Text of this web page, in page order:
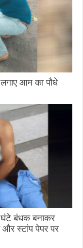
आम का पौधे
बंधक बनाकर
और स्टांप पेपर पर